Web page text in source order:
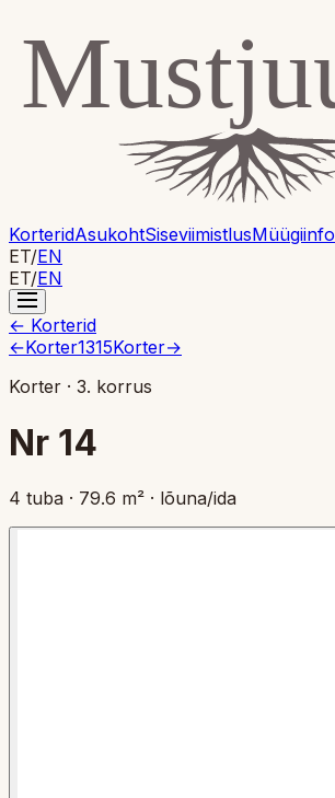
KorteridAsukohtSiseviimistlusMüügiinfo
ET/EN
ET/EN
← Korterid
←Korter1315Korter→
Korter · 3. korrus
Nr 14
4 tuba · 79.6 m² · lõuna/ida